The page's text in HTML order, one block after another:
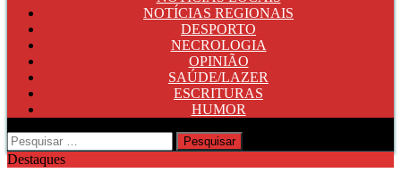
NOTÍCIAS REGIONAIS
DESPORTO
NECROLOGIA
OPINIÃO
SAÚDE/LAZER
ESCRITURAS
HUMOR
Pesquisar
por:
Destaques